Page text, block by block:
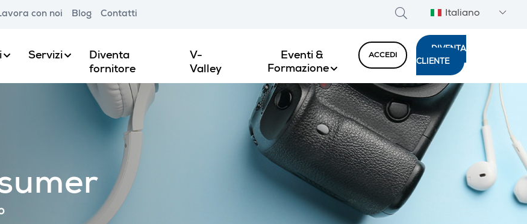
con noi Blog Contatti Italiano
Servizi
Diventa
fornitore
V-
Valley
Eventi &
Formazione
ACCEDI
DIVENTA
CLIENTE